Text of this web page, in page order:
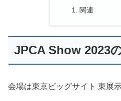
関連
JPCA Show 2023
会場は東京ビッグサイト 東展示